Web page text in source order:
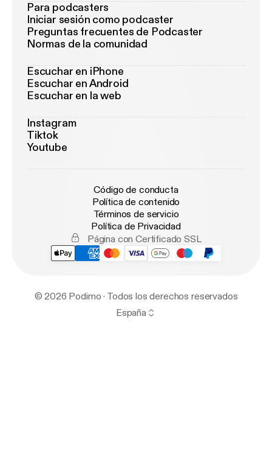
Para podcasters
Iniciar sesión como podcaster
Preguntas frecuentes de Podcaster
Normas de la comunidad
Escuchar en iPhone
Escuchar en Android
Escuchar en la web
Instagram
Tiktok
Youtube
Código de conducta
Política de contenido
Términos de servicio
Política de Privacidad
Página con Certificado SSL
© 2026 Podimo · Todos los derechos reservados
España